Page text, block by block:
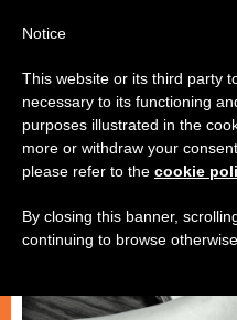
ARTE E CULTURA
Notice
This website or its third party
necessary to its functioning
purposes illustrated in the
more or withdraw your
please refer to the cookie
By closing this banner,
continuing to browse